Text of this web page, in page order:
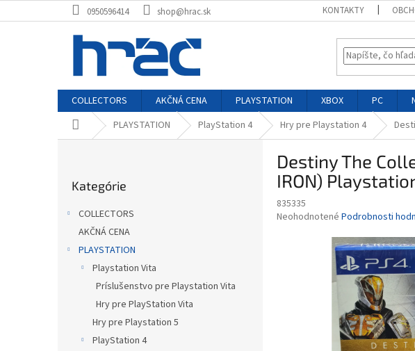
na
0950596414 shop@hrac.sk KONTAKTY
COLLECTORS AKČNÁ CENA PLAYSTATION XBOX PC
DomovPLAYSTATION PlayStation 4 Hry pre Playstation 4
kategórie
Kategórie
COLLECTORS
AKČNÁ CENA
PLAYSTATION
Playstation Vita
Príslušenstvo pre Playstation Vita
Hry pre PlayStation Vita
Hry pre Playstation 5
PlayStation 4
Destiny The
IRON)
835335
Priemerné
Neohodnotené Podrobnosti